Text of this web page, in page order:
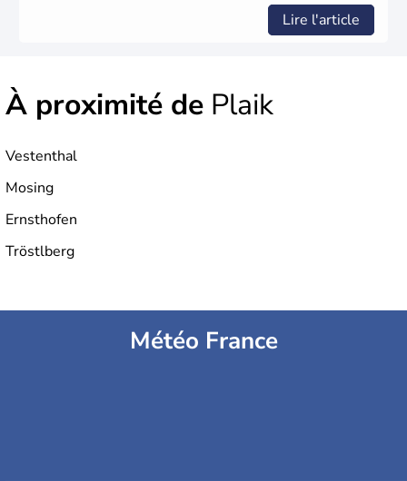
Lire l'article
À proximité de Plaik
Vestenthal
Mosing
Ernsthofen
Tröstlberg
Météo France